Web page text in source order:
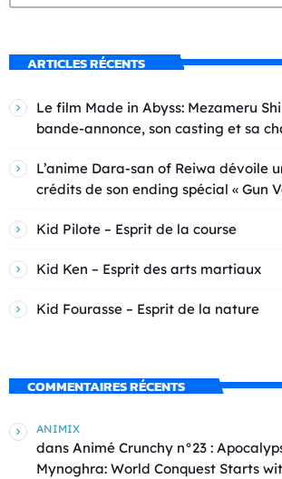
ARTICLES RÉCENTS
Le film Made in Abyss: Mezameru
bande-annonce, son casting et sa
L’anime Dara-san of Reiwa dévoile
crédits de son ending spécial « Gun
Kid Pilote – Esprit de la course
Kid Ken – Esprit des arts martiaux
Kid Fourasse – Esprit de la nature
COMMENTAIRES RÉCENTS
ANIMIX
dans Animé Crunchy n°23 :
Mynoghra: World Conquest Starts